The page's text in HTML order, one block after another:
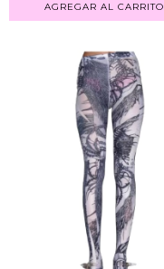
AGREGAR AL CARRITO